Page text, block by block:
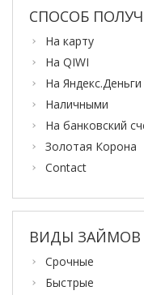
СПОСОБ
На карту
На QIWI
На Яндекс.Деньги
Наличными
На банковский
Золотая Корона
Contact
ВИДЫ ЗАЙМОВ
Срочные
Быстрые